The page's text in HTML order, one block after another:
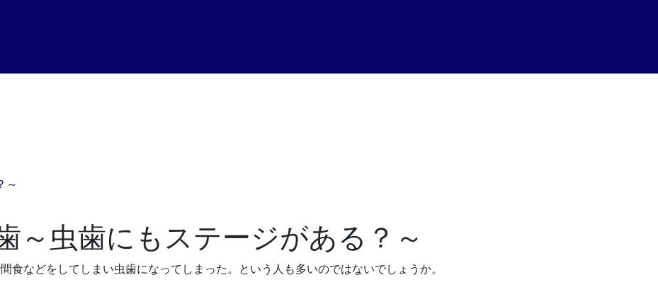
～
～虫歯にもステージがある？～
食などをしてしまい虫歯になってしまった。という人も多いのではないでしょうか。